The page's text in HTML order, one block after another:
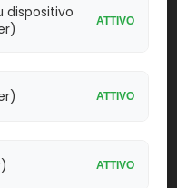
dispositivo
ATTIVO
ATTIVO
ATTIVO